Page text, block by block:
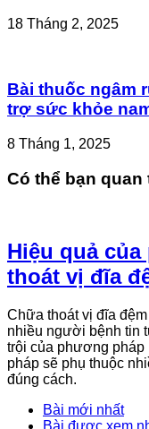
18 Tháng 2, 2025
Bài thuốc ngâm
trợ sức khỏe
8 Tháng 1, 2025
Có thể bạn quan
Hiệu quả
thoát vị đĩa
Chữa thoát vị đĩa
nhiều người bệnh tin
trội của phương pháp
pháp sẽ phụ thuộc
đúng cách.
Bài mới nhất
Bài được xem